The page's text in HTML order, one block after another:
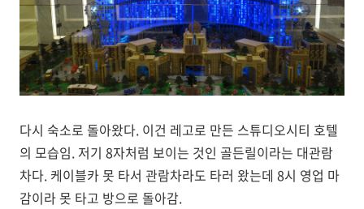
다시 숙소로 돌아왔다. 이건 레고로 만든 스튜디오시티 호텔
의 모습임. 저기 8자처럼 보이는 것인 골든릴이라는 대관람
차다. 케이블카 못 타서 관람차라도 타러 왔는데 8시 영업 마
감이라 못 타고 방으로 돌아감.